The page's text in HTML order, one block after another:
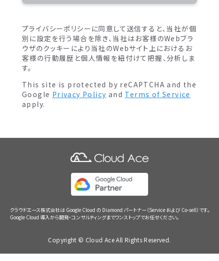
プライバシーポリシーに同意して送信すると、当社が個
別に設定を行う場合を除き、当社はお客様のWebブラ
ウザのクッキーにより当社のWebサイト上におけるお
客様の行動履歴と個人情報を紐付けて把握、分析しま
す。
This site is protected by reCAPTCHA and the
Google Privacy Policy and Terms of Service
apply.
クラウドエース株式会社は Google Cloud の Diamond パートナー（Service および Co-sell）です。
Google Cloud 導入から開発・コンサルティングまでワンストップでお任せください。
Copyright © Cloud Ace All Rights Reserved.